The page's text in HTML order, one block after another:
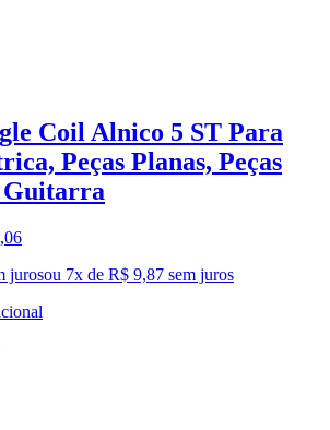
Coil Alnico 5 ST Para
Peças Planas, Peças
Guitarra
,06
jurosou 7x de R$ 9,87 sem juros